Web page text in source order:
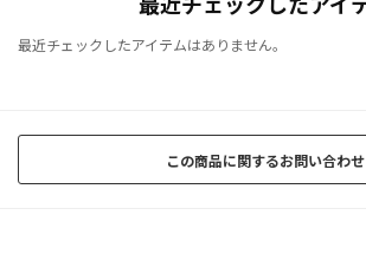
最近チェックしたアイテムはありません。
この商品に関するお問い合わせ